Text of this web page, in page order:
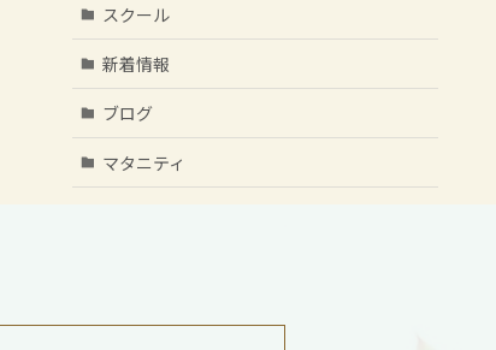
スクール
新着情報
ブログ
マタニティ